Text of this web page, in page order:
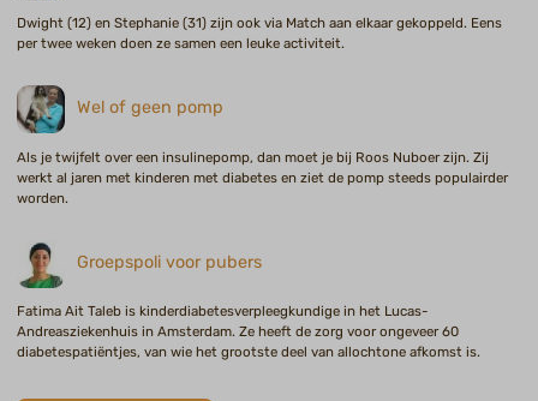
Dwight (12) en Stephanie (31) zijn ook via Match aan elkaar gekoppeld. Eens
per twee weken doen ze samen een leuke activiteit.
Wel of geen pomp
Als je twijfelt over een insulinepomp, dan moet je bij Roos Nuboer zijn. Zij
werkt al jaren met kinderen met diabetes en ziet de pomp steeds populairder
worden.
Groepspoli voor pubers
Fatima Ait Taleb is kinderdiabetesverpleegkundige in het Lucas-
Andreasziekenhuis in Amsterdam. Ze heeft de zorg voor ongeveer 60
diabetespatiëntjes, van wie het grootste deel van allochtone afkomst is.